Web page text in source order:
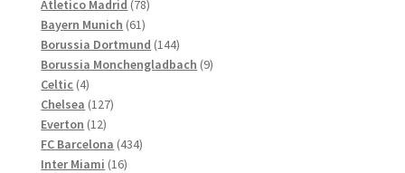
Produkte
Atletico Madrid 7878
Bayern Munich 6161
Produkte
Borussia Dortmund 144144
Produkte
Borussia Monchengladbach 99
Celtic 44
Produkte
Chelsea 127127
Everton 1212
Produkte
FC Barcelona 434434
Inter Miami 1616